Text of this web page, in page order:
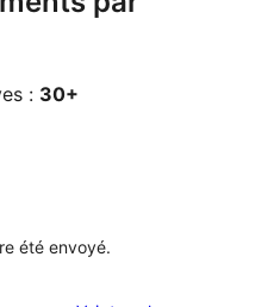
: 30+
été envoyé.